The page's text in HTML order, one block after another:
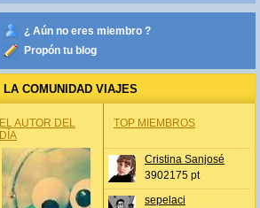
¿ Aún no eres miembro ?
Propón tu blog
LA COMUNIDAD VIAJES
EL AUTOR DEL
DÍA
TOP MIEMBROS
Cristina Sanjosé
3902175 pt
sepelaci